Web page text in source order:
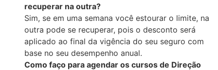
recuperar na outra?
Sim, se em uma semana você estourar o limite, na
outra pode se recuperar, pois o desconto será
aplicado ao final da vigência do seu seguro com
base no seu desempenho anual.
Como faço para agendar os cursos de Direção